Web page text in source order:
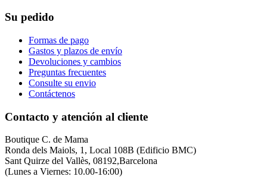
Su pedido
Formas de pago
Gastos y plazos de envío
Devoluciones y cambios
Preguntas frecuentes
Consulte su envio
Contáctenos
Contacto y atención al cliente
Boutique C. de Mama
Ronda dels Maiols, 1, Local 108B (Edificio BMC)
Sant Quirze del Vallès, 08192,Barcelona
(Lunes a Viernes: 10.00-16:00)